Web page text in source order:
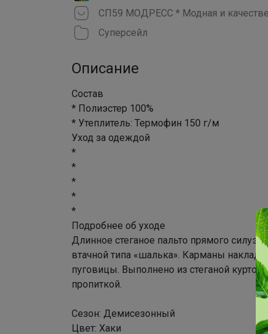
Суперсейл
Описание
Состав
* Полиэстер 100%
* Утеплитель: Термофин 150 г/м
Уход за одеждой
*
*
*
*
*
Подробнее об уходе
Длинное стеганое пальто прямого
втачной типа «шалька». Карманы
пуговицы. Выполнено из стеганой
пропиткой.
Сезон: Демисезонный
Цвет: Хаки